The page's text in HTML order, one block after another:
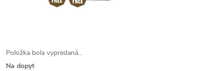
Položka bola vypredaná…
Na dopyt